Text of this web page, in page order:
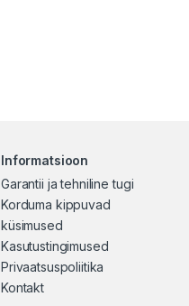
Informatsioon
Garantii ja tehniline tugi
Korduma kippuvad
küsimused
Kasutustingimused
Privaatsuspoliitika
Kontakt